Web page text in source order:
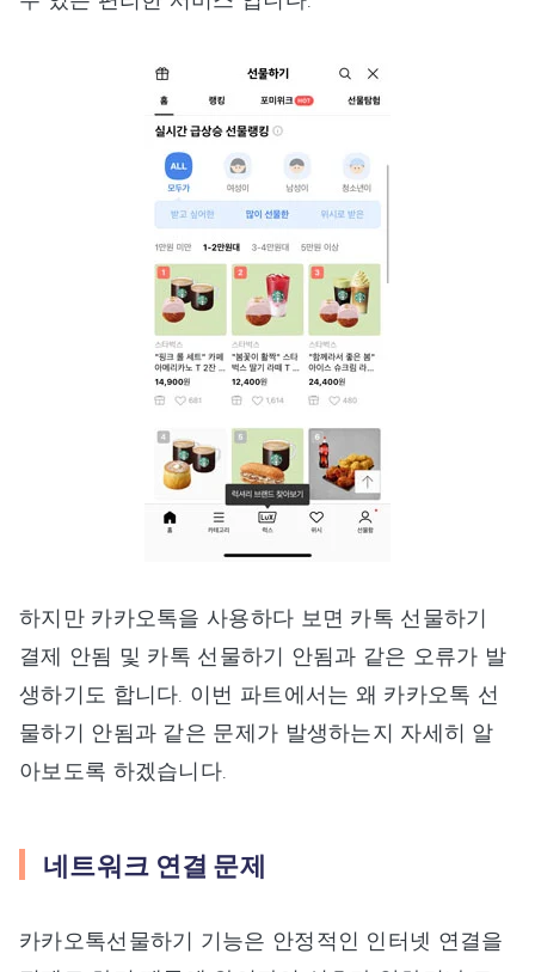
하지만 카카오톡을 사용하다 보면 카톡 선물하기
결제 안됨 및 카톡 선물하기 안됨과 같은 오류가 발
생하기도 합니다. 이번 파트에서는 왜 카카오톡 선
물하기 안됨과 같은 문제가 발생하는지 자세히 알
아보도록 하겠습니다.
네트워크 연결 문제
카카오톡선물하기 기능은 안정적인 인터넷 연결을